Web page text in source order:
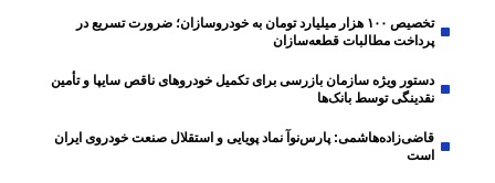
تخصیص ۱۰۰ هزار میلیارد تومان به خودروسازان؛ ضرورت تسریع در
پرداخت مطالبات قطعه‌سازان
دستور ویژه سازمان بازرسی برای تکمیل خودروهای ناقص سایپا و تأمین
نقدینگی توسط بانک‌ها
قاضی‌زاده‌هاشمی: پارس‌نوآ نماد پویایی و استقلال صنعت خودروی ایران
است